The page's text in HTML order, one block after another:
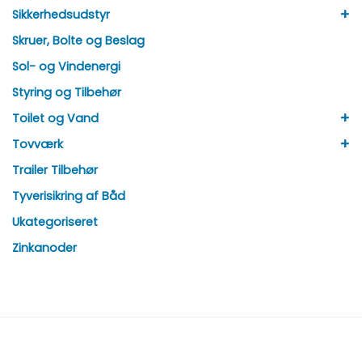
Sikkerhedsudstyr +
Skruer, Bolte og Beslag
Sol- og Vindenergi
Styring og Tilbehør
Toilet og Vand
+
Tovværk +
Trailer Tilbehør
Tyverisikring af Båd
Ukategoriseret
Zinkanoder